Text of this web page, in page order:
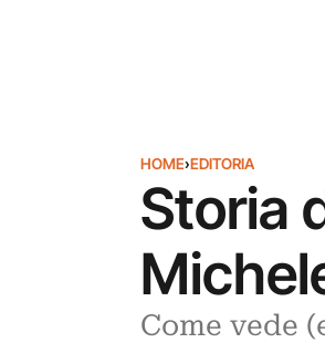
HOME›EDITORIA
Storia
Come vede